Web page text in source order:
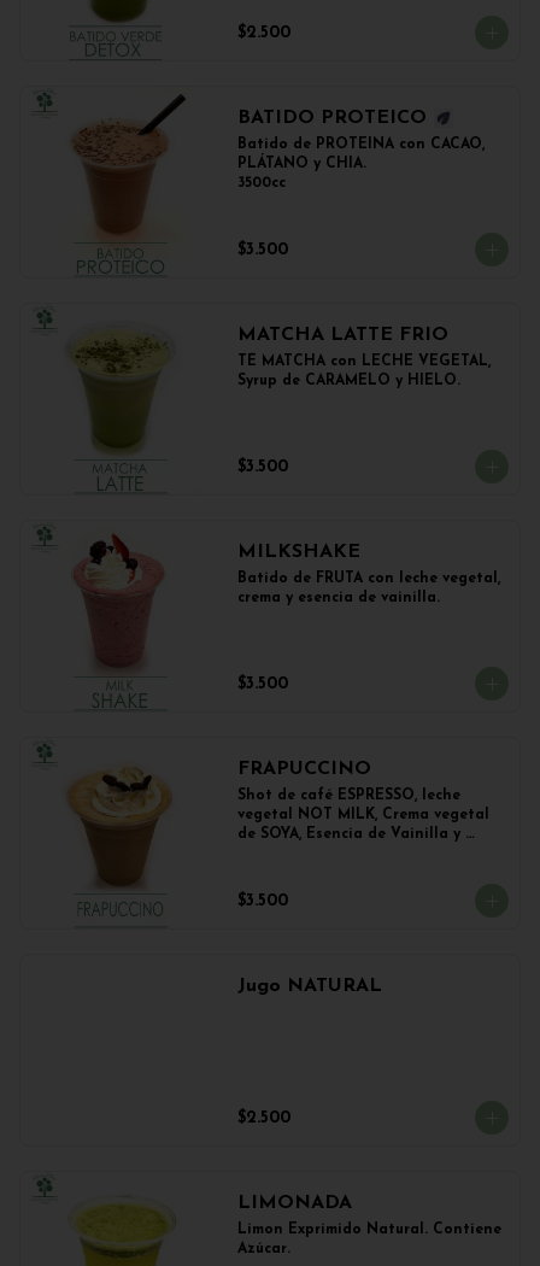
$2.500
BATIDO PROTEICO
Batido de PROTEINA con CACAO,
PLÁTANO y CHIA.
3500cc
$3.500
MATCHA LATTE FRIO
TÉ MATCHA con LECHE VEGETAL,
Syrup de CARAMELO y HIELO.
$3.500
MILKSHAKE
Batido de FRUTA con leche vegetal,
crema y esencia de vainilla.
$3.500
FRAPUCCINO
Shot de café ESPRESSO, leche
vegetal NOT MILK, Crema vegetal
de SOYA, Esencia de Vainilla y
$3.500
Jugo NATURAL
$2.500
LIMONADA
Limon Exprimido Natural. Contiene
Azúcar.